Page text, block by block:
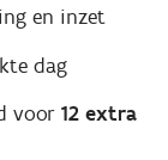
en inzet
dag
voor 12 extra